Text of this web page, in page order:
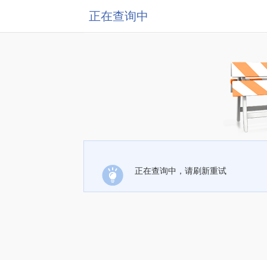
正在查询中
正在查询中，请刷新重试